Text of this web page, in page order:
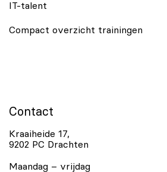
IT-talent
Compact overzicht trainingen
Contact
Kraaiheide 17,
9202 PC Drachten
Maandag – vrijdag